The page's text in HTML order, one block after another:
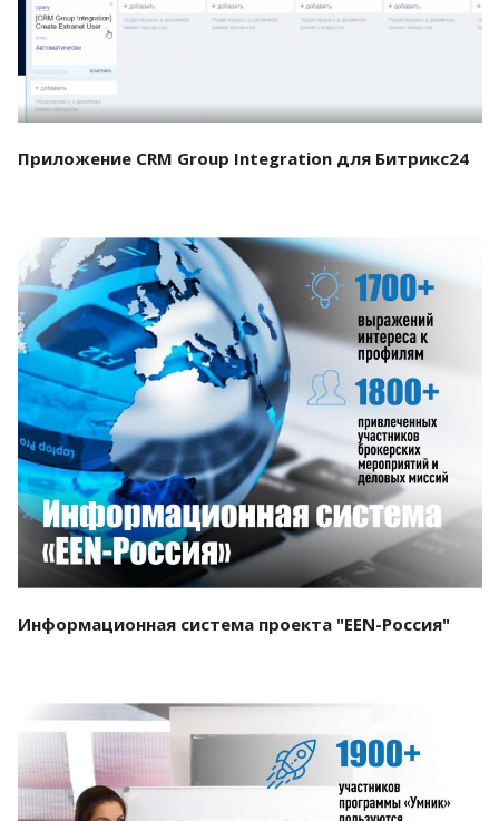
Приложение CRM Group Integration для Битрикс24
Смотреть проект
Информационная система проекта "EEN-Россия"